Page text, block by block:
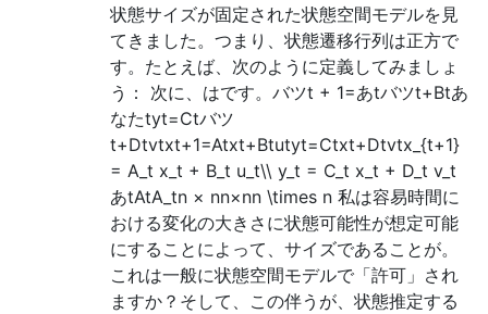
状態サイズが固定された状態空間モデルを見
てきました。つまり、状態遷移行列は正方で
す。たとえば、次のように定義してみましょ
う： 次に、はです。バツt + 1=あtバツt+Btあ
なたtyt=Ctバツ
t+Dtvtxt+1=Atxt+Btutyt=Ctxt+Dtvtx_{t+1}
= A_t x_t + B_t u_t\\ y_t = C_t x_t + D_t v_t
あtAtA_tn × nn×nn \times n 私は容易時間に
おける変化の大きさに状態可能性が想定可能
にすることによって、サイズであることが。
これは一般に状態空間モデルで「許可」され
ますか？そして、この伴うが、状態推定する